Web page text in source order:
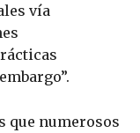
vía
que numerosos